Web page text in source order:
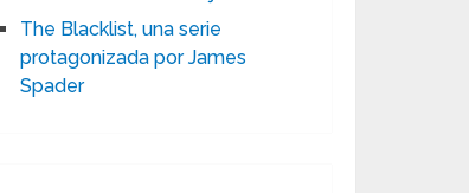
The Blacklist, una serie
protagonizada por James
Spader